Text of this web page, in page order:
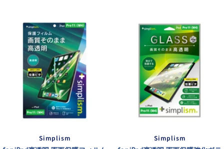
格
Simplism Simplism